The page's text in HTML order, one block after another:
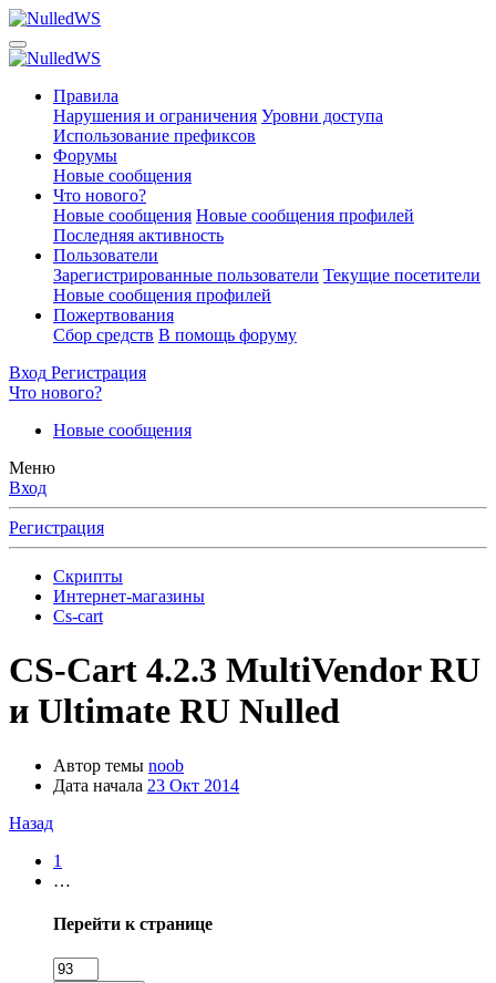
Правила
Нарушения и ограничения Уровни доступа
Использование префиксов
Форумы
Новые сообщения
Что нового?
Новые сообщения Новые сообщения профилей
Последняя активность
Пользователи
Зарегистрированные пользователи Текущие посетители
Новые сообщения профилей
Пожертвования
Сбор средств В помощь форуму
Вход Регистрация
Что нового?
Новые сообщения
Меню
Вход
Регистрация
Скрипты
Интернет-магазины
Cs-cart
CS-Cart 4.2.3 MultiVendor RU
и Ultimate RU Nulled
Автор темы noob
Дата начала 23 Окт 2014
Назад
1
…
Перейти к странице